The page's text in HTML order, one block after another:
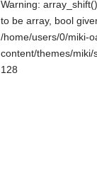
Warning:
to be array, bool
/home/users/0/miki-
content/themes/miki/
128